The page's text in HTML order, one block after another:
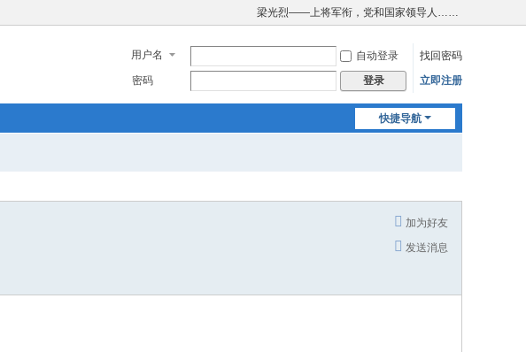
梁光烈——上将军衔，党和国家领导人……
用户名 自动登录
找回密码
密码
登录 立即注册
快捷导航
加为好友
发送消息